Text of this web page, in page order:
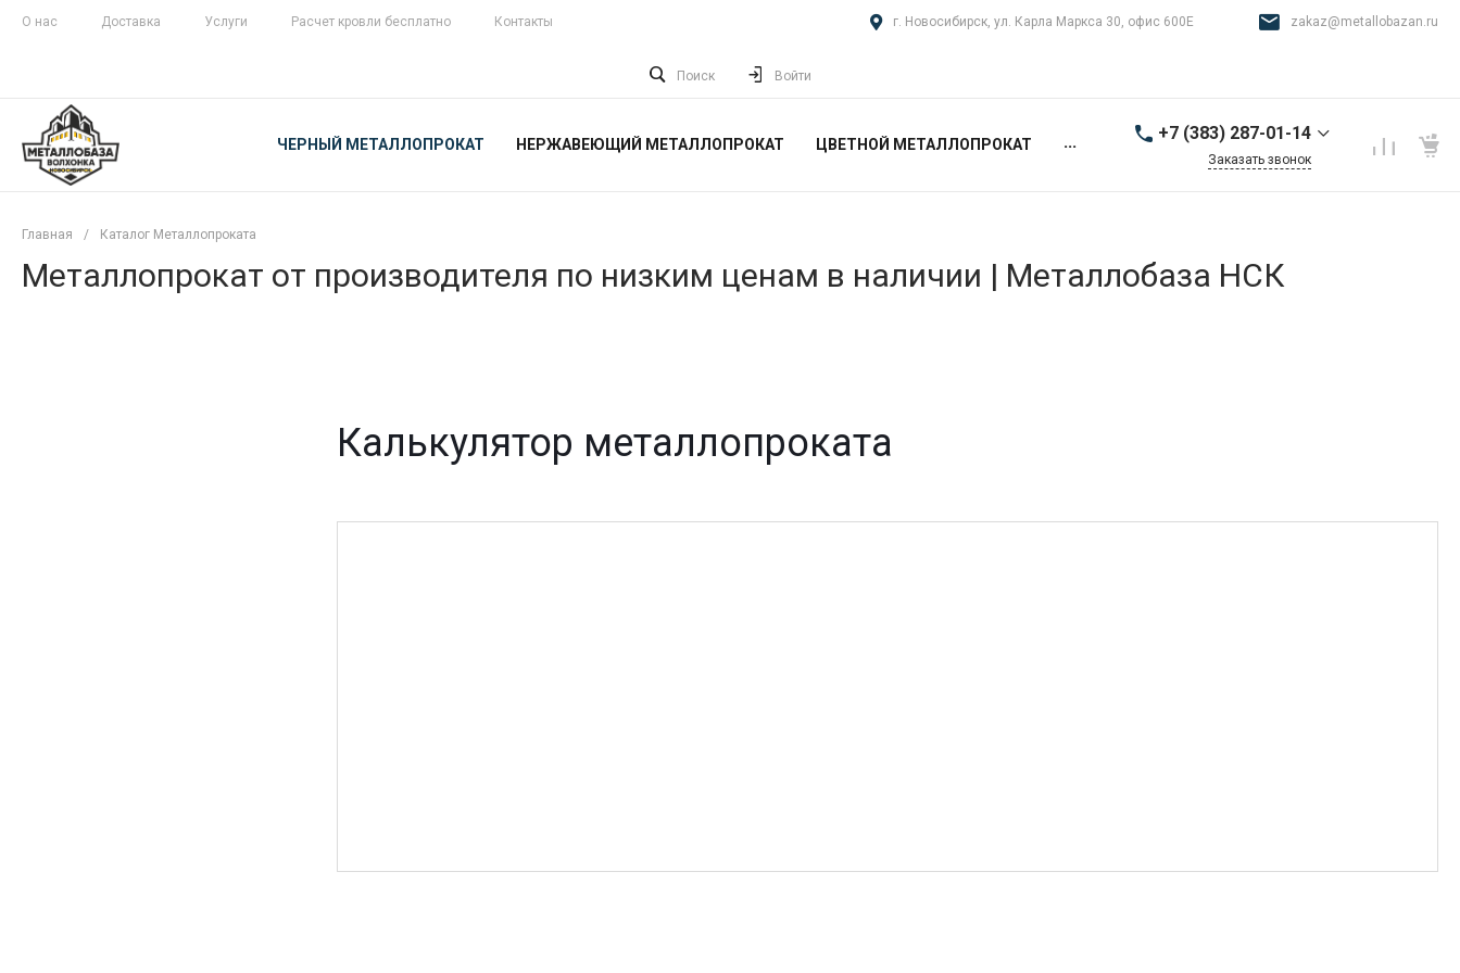
О нас Доставка Услуги Расчет кровли бесплатно Контакты г. Новосибирск, ул. Карла Маркса 30, офис 600Е zakaz@metallobazan.ru
Поиск Войти
ЧЕРНЫЙ МЕТАЛЛОПРОКАТ НЕРЖАВЕЮЩИЙ МЕТАЛЛОПРОКАТ ЦВЕТНОЙ МЕТАЛЛОПРОКАТ ... +7 (383) 287-01-14
9:00-18:00 пн-пт
Заказать звонок
Главная / Каталог Металлопроката
Металлопрокат от производителя по низким ценам в наличии | Металлобаза НСК
Калькулятор металлопроката